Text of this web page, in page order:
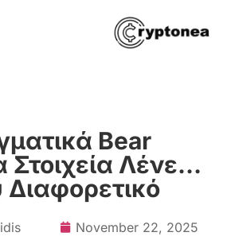
Bear
Στοιχεία Λένε…
Διαφορετικό
November 22, 2025